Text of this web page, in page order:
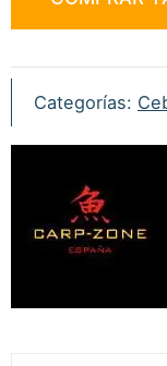
Categorías: